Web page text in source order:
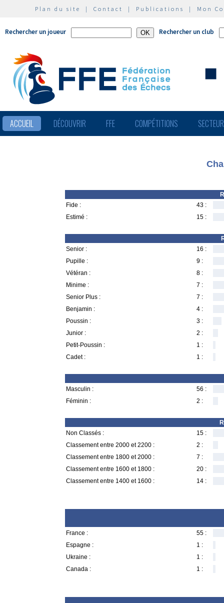
Plan du site | Contact | Publications | Mon
Rechercher un joueur Rechercher un club
ACCUEIL DÉCOUVRIR FFE COMPÉTITIONS
Fide :
43 :
Estimé :
15 :
Senior :
16 :
Pupille :
9 :
Vétéran :
8 :
Minime :
7 :
Senior Plus :
7 :
Benjamin :
4 :
Poussin :
3 :
Junior :
2 :
Petit-Poussin :
1 :
Cadet :
1 :
Masculin :
56 :
Féminin :
2 :
Non Classés :
15 :
Classement entre 2000 et 2200 :
2 :
Classement entre 1800 et 2000 :
7 :
Classement entre 1600 et 1800 :
20 :
Classement entre 1400 et 1600 :
14 :
France :
55 :
Espagne :
1 :
Ukraine :
1 :
Canada :
1 :